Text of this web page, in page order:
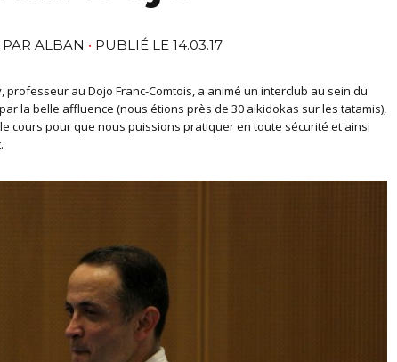
PARALBAN PUBLIÉ LE 14.03.17
professeur au Dojo Franc-Comtois, a animé un interclub au sein du
la belle affluence (nous étions près de 30 aikidokas sur les tatamis),
cours pour que nous puissions pratiquer en toute sécurité et ainsi